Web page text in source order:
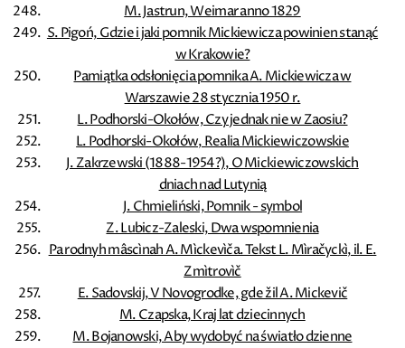
M. Jastrun, Weimar anno 1829
S. Pigoń, Gdzie i jaki pomnik Mickiewicza powinien stanąć
w Krakowie?
Pamiątka odsłonięcia pomnika A. Mickiewicza w
Warszawie 28 stycznia 1950 r.
L. Podhorski-Okołów, Czy jednak nie w Zaosiu?
L. Podhorski-Okołów, Realia Mickiewiczowskie
J. Zakrzewski (1888-1954?), O Mickiewiczowskich
dniach nad Lutynią
J. Chmieliński, Pomnik - symbol
Z. Lubicz-Zaleski, Dwa wspomnienia
Pa rodnyh mâscìnah A. Mìckevìča. Tekst L. Mìračyckì, il. E.
Zmìtrovìč
E. Sadovskij, V Novogrodke, gde žil A. Mickevič
M. Czapska, Kraj lat dziecinnych
M. Bojanowski, Aby wydobyć na światło dzienne